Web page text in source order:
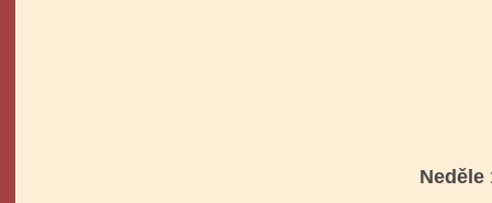
Neděle